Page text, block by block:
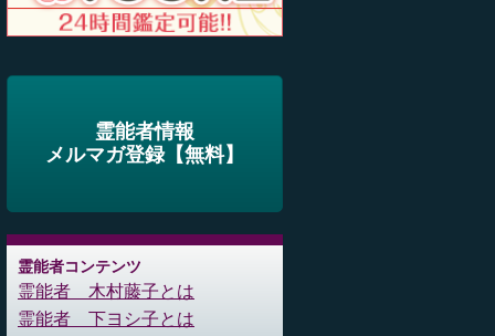
霊能者情報
メルマガ登録【無料】
霊能者コンテンツ
霊能者 木村藤子とは
霊能者 下ヨシ子とは